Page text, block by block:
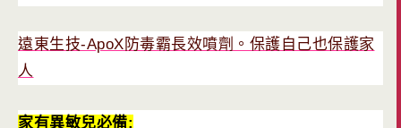
遠東生技-ApoX防毒霸長效噴劑。保護自己也保護家
人
家有異敏兒必備: